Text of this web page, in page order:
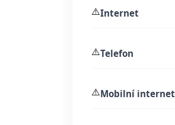
⚠️Internet
⚠️Telefon
⚠️Mobilní internet